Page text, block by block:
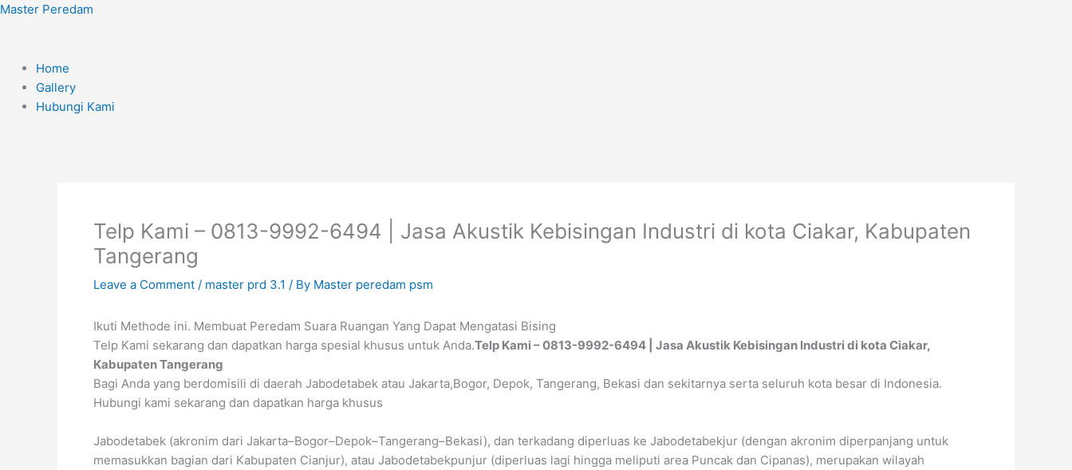
Skip
Master Peredam
Menu
Home
Gallery
Hubungi Kami
Telp Kami – 0813-9992-6494 | Jasa Akustik Kebisingan Industri di kota Ciakar, Kabupaten
Tangerang
Leave a Comment / master prd 3.1 / By Master peredam psm
Ikuti Methode ini. Membuat Peredam Suara Ruangan Yang Dapat Mengatasi Bising
Telp Kami sekarang dan dapatkan harga spesial khusus untuk Anda.Telp Kami – 0813-9992-6494 | Jasa Akustik Kebisingan Industri di kota Ciakar,
Kabupaten Tangerang
Bagi Anda yang berdomisili di daerah Jabodetabek atau Jakarta,Bogor, Depok, Tangerang, Bekasi dan sekitarnya serta seluruh kota besar di Indonesia.
Hubungi kami sekarang dan dapatkan harga khusus
Jabodetabek (akronim dari Jakarta–Bogor–Depok–Tangerang–Bekasi), dan terkadang diperluas ke Jabodetabekjur (dengan akronim diperpanjang untuk
memasukkan bagian dari Kabupaten Cianjur), atau Jabodetabekpunjur (diperluas lagi hingga meliputi area Puncak dan Cipanas), merupakan wilayah